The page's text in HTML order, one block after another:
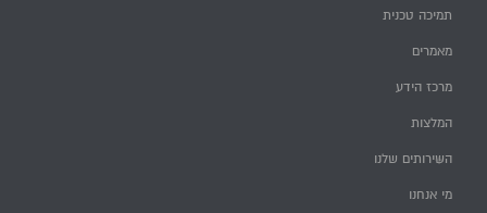
תמיכה טכנית
מאמרים
מרכז הידע
המלצות
השירותים שלנו
מי אנחנו